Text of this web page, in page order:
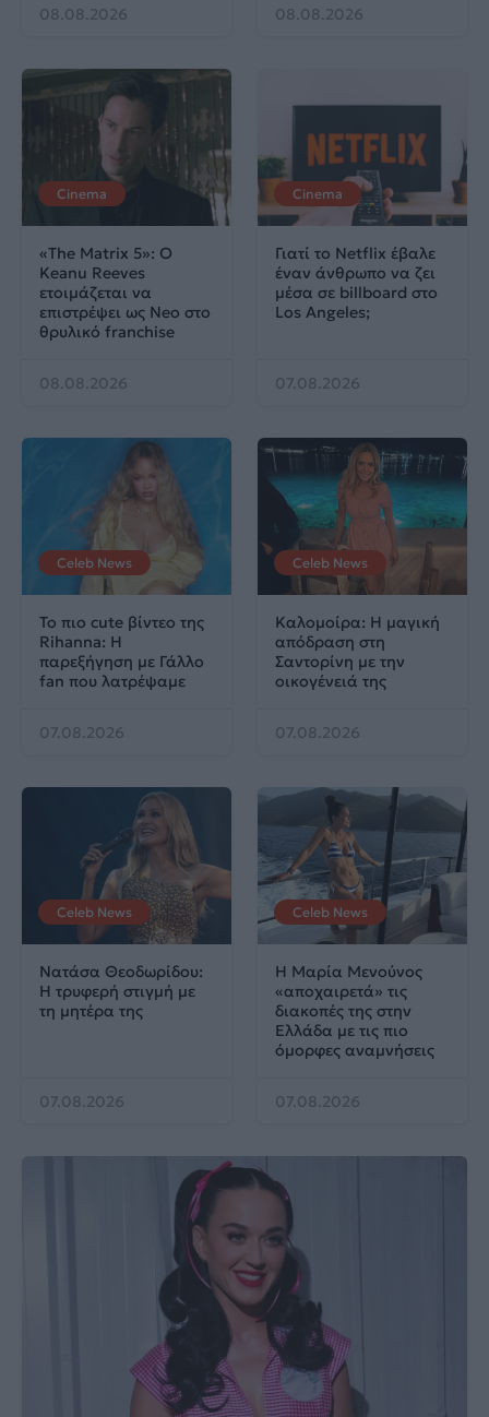
08.08.2026 08.08.2026
Cinema
«The Matrix 5»: Ο
Keanu Reeves
ετοιμάζεται να
επιστρέψει ως Neo στο
θρυλικό franchise
08.08.2026
Cinema
Γιατί το Netflix έβαλε
έναν άνθρωπο να ζει
μέσα σε billboard στο
Los Angeles;
07.08.2026
Celeb News
Το πιο cute βίντεο της
Rihanna: Η
παρεξήγηση με Γάλλο
fan που λατρέψαμε
07.08.2026
Celeb News
Καλομοίρα: Η μαγική
απόδραση στη
Σαντορίνη με την
οικογένειά της
07.08.2026
Celeb News
Νατάσα Θεοδωρίδου:
Η τρυφερή στιγμή με
τη μητέρα της
07.08.2026
Celeb News
Η Μαρία Μενούνος
«αποχαιρετά» τις
διακοπές της στην
Ελλάδα με τις πιο
όμορφες αναμνήσεις
07.08.2026